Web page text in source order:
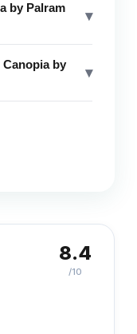
by Palram
▾
by
▾
8.4
/10